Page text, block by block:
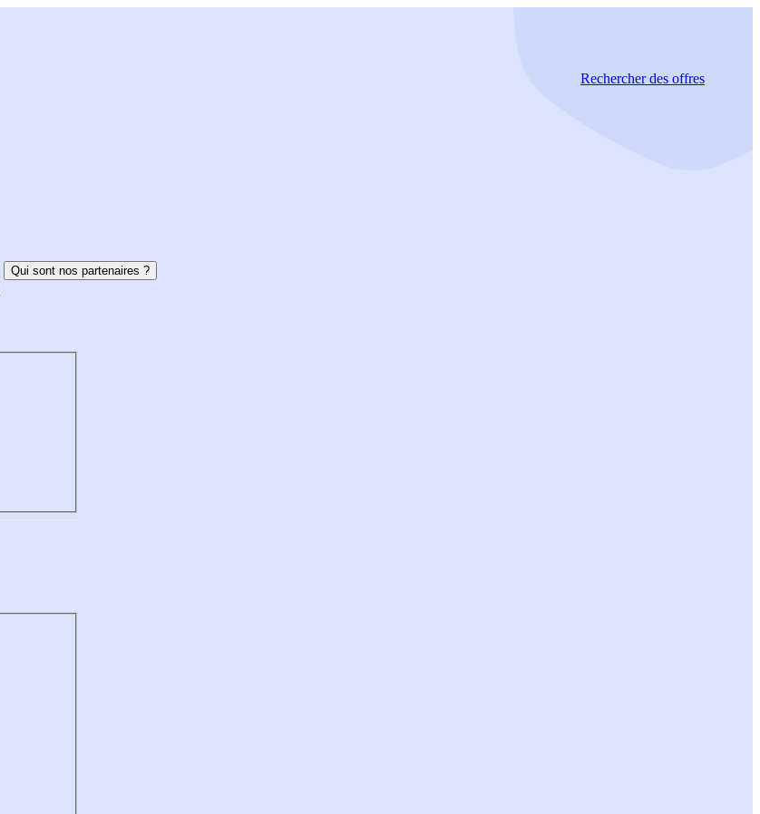
Rechercherdes offres
Qui sont nos partenaires ?